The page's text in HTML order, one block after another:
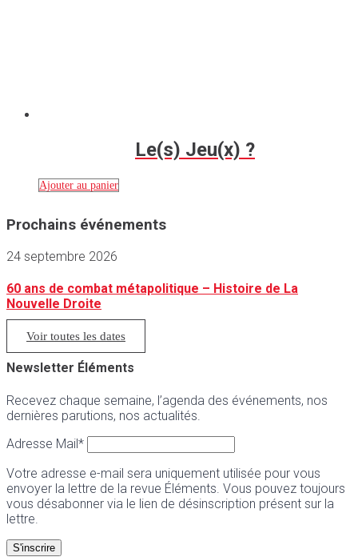
Le(s) Jeu(x) ?
Ajouter au panier
Prochains événements
24 septembre 2026
60 ans de combat métapolitique – Histoire de La
Nouvelle Droite
Voir toutes les dates
Newsletter Éléments
Recevez chaque semaine, l’agenda des événements, nos
dernières parutions, nos actualités.
Adresse Mail*
Votre adresse e-mail sera uniquement utilisée pour vous
envoyer la lettre de la revue Éléments. Vous pouvez toujours
vous désabonner via le lien de désinscription présent sur la
lettre.